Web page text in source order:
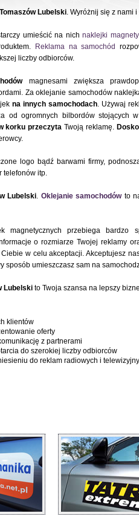
Tomaszów Lubelski. Wyróżnij się z nami
umieścić na nichnaklejki
Reklama na samochód
liczby odbiorców.
magnesami zwiększa
Za oklejanie samochodów
na innych samochodach. Używaj
od ogromnych bilbordów stojących
korku przeczyta Twoją reklamę.
logo bądź barwami firmy,
telefonów itp.
Lubelski. Oklejanie samochodówto
magnetycznych przebiega bardzo
o rozmiarze Twojej reklamy
w celu akceptacji. Akceptujesz
sposób umieszczasz sam na
Lubelski to Twoja szansa na lepszy
klientów
oferty
z partnerami
do szerokiej liczby odbiorców
do reklam radiowych i